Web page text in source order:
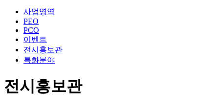
사업영역
PEO
PCO
이벤트
전시홍보관
특화분야
전시홍보관